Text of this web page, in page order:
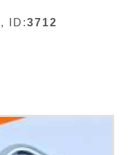
, ID:3712